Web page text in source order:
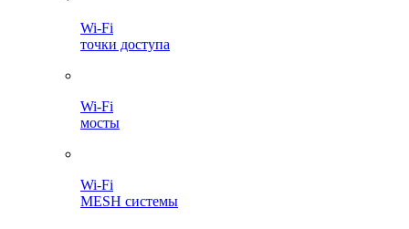
Wi-Fi
точки доступа
Wi-Fi
мосты
Wi-Fi
MESH системы